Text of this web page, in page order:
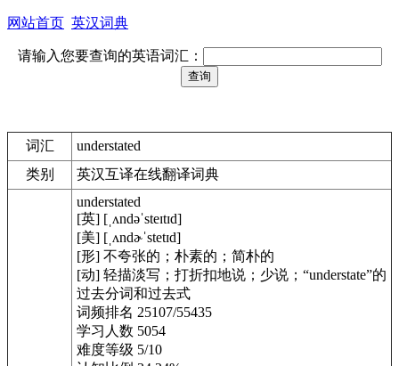
网站首页 英汉词典
请输入您要查询的英语词汇：
词汇
understated
类别
英汉互译在线翻译词典
understated
[英] [ˌʌndəˈsteɪtɪd]
[美] [ˌʌndɚˈstetɪd]
[形] 不夸张的；朴素的；简朴的
[动] 轻描淡写；打折扣地说；少说；“understate”的
过去分词和过去式
词频排名 25107/55435
学习人数 5054
难度等级 5/10